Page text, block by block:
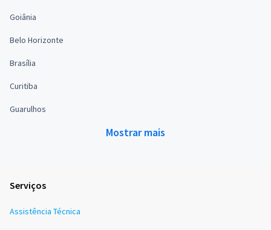
Goiânia
Belo Horizonte
Brasília
Curitiba
Guarulhos
Mostrar mais
Serviços
Assistência Técnica